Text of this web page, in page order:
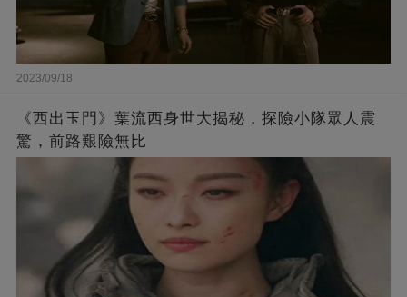
2023/09/18
《西出玉門》葉流西身世大揭秘，探險小隊眾人震
驚，前路艱險無比